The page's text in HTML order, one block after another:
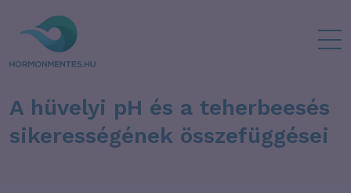
A hüvelyi pH és a teherbeesés
sikerességének összefüggései